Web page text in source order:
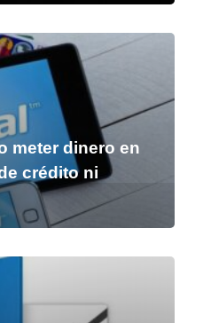
meter dinero en
crédito ni